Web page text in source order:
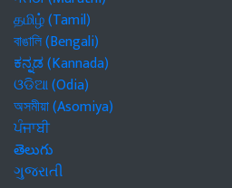
தமிழ் (Tamil)
বাঙালি (Bengali)
ಕನ್ನಡ (Kannada)
ଓଡିଆ (Odia)
অসমীয়া (Asomiya)
ਪੰਜਾਬੀ
తెలుగు
ગુજરાતી